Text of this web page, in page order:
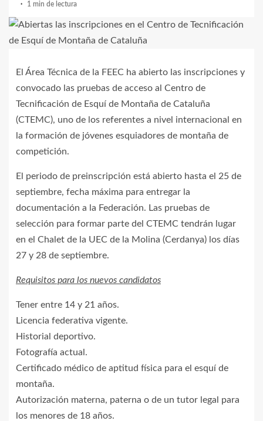
1 min de lectura
El Área Técnica de la FEEC ha abierto las inscripciones y
convocado las pruebas de acceso al Centro de
Tecnificación de Esquí de Montaña de Cataluña
(CTEMC), uno de los referentes a nivel internacional en
la formación de jóvenes esquiadores de montaña de
competición.
El periodo de preinscripción está abierto hasta el 25 de
septiembre, fecha máxima para entregar la
documentación a la Federación. Las pruebas de
selección para formar parte del CTEMC tendrán lugar
en el Chalet de la UEC de la Molina (Cerdanya) los días
27 y 28 de septiembre.
Requisitos para los nuevos candidatos
Tener entre 14 y 21 años.
Licencia federativa vigente.
Historial deportivo.
Fotografía actual.
Certificado médico de aptitud física para el esquí de
montaña.
Autorización materna, paterna o de un tutor legal para
los menores de 18 años.